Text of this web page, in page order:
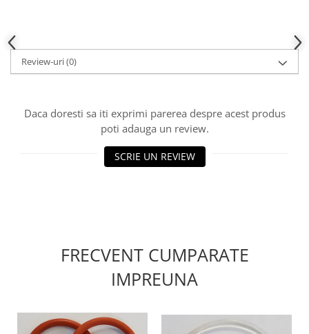
Review-uri(0)
Daca doresti sa iti exprimi parerea despre acest produs
poti adauga un review.
SCRIE UN REVIEW
FRECVENT CUMPARATE
IMPREUNA